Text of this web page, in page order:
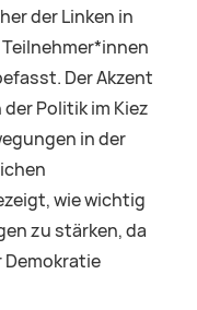
der Linken in
Der Akzent
Politik im Kiez
in der
wie wichtig
zu stärken, da